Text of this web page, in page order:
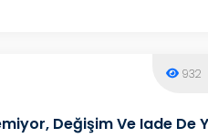
Değişim Ve Iade De
932